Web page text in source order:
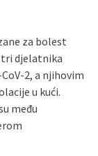
za bolest
tri djelatnika
2, a njihovim
u kući.
među